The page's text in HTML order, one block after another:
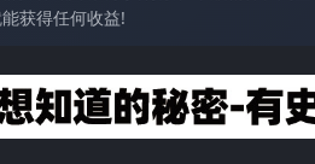
获得任何收益!